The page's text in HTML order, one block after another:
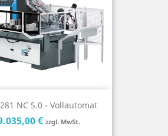
NC 5.0 - Vollautomat
€ zzgl. MwSt.Preis